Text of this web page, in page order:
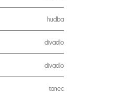
hudba
divadlo
divadlo
tanec